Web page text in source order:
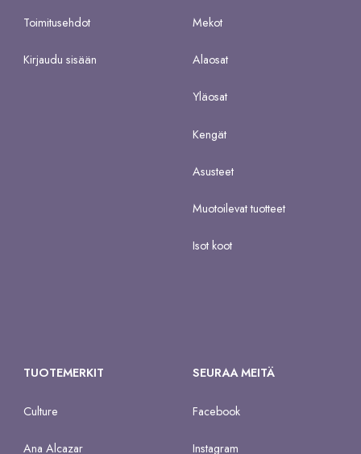
Toimitusehdot
Kirjaudu sisään
Mekot
Alaosat
Yläosat
Kengät
Asusteet
Muotoilevat tuotteet
Isot koot
TUOTEMERKIT
Culture
Ana Alcazar
SEURAA MEITÄ
Facebook
Instagram